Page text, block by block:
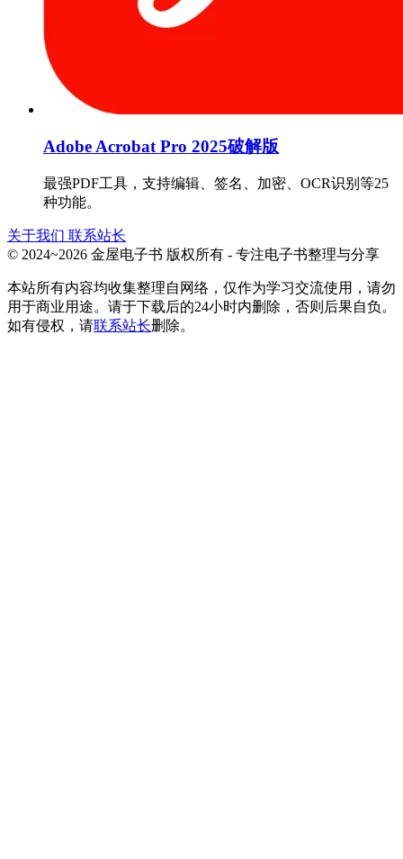
Adobe Acrobat Pro 2025破解版
最强PDF工具，支持编辑、签名、加密、OCR识别等25
种功能。
关于我们 联系站长
© 2024~2026 金屋电子书 版权所有 - 专注电子书整理与分享
本站所有内容均收集整理自网络，仅作为学习交流使用，请勿
用于商业用途。请于下载后的24小时内删除，否则后果自负。
如有侵权，请联系站长删除。